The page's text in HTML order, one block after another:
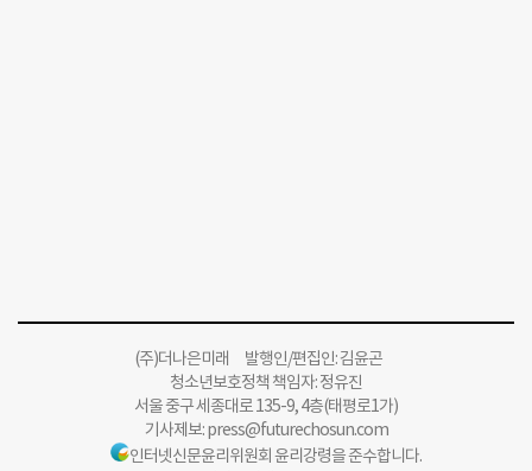
(주)더나은미래 발행인/편집인: 김윤곤
청소년보호정책 책임자: 정유진
서울 중구 세종대로 135-9, 4층(태평로1가)
기사제보:press@futurechosun.com
인터넷신문윤리위원회 윤리강령을 준수합니다.